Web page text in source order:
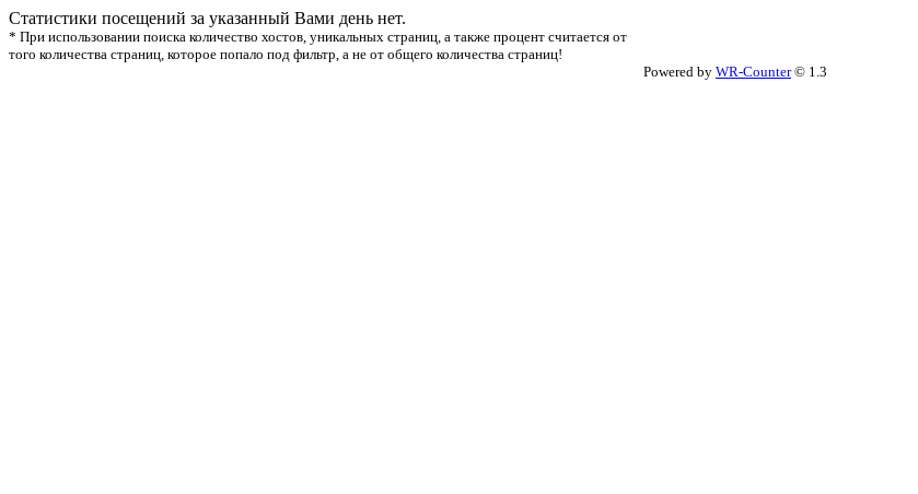
Статистики посещений за указанный Вами день нет.
* При использовании поиска количество хостов, уникальных страниц, а также процент считается от
того количества страниц, которое попало под фильтр, а не от общего количества страниц!
Powered by WR-Counter© 1.3